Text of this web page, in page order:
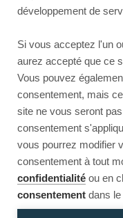
développement de
Si vous acceptez l'un
aurez accepté que ce
Vous pouvez
consentement, mais
site ne vous seront
consentement
vous pourrez modifier
consentement à tout
confidentialité ou en
consentement dans
Reload to
Reload